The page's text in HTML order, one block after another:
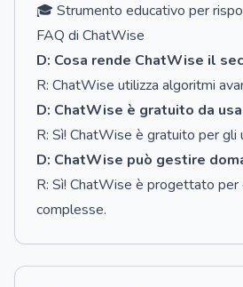
🎓 Strumento educativo per
FAQ di ChatWise
D: Cosa rende ChatWise il
R: ChatWise utilizza algoritmi
D: ChatWise è gratuito da
R: Sì! ChatWise è gratuito per
D: ChatWise può gestire
R: Sì! ChatWise è progettato
complesse.